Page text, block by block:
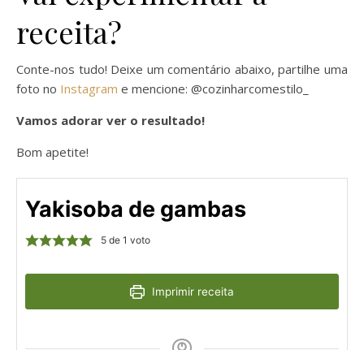
receita?
Conte-nos tudo! Deixe um comentário abaixo, partilhe uma
foto no Instagram e mencione: @cozinharcomestilo_
Vamos adorar ver o resultado!
Bom apetite!
Yakisoba de gambas
5de 1 voto
Imprimir receita